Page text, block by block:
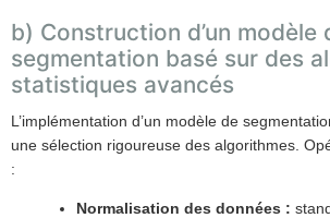
b) Construction d’un modèle
segmentation basé sur des
statistiques avancés
L’implémentation d’un modèle de
une sélection rigoureuse des algorithmes.
:
Normalisation des données :